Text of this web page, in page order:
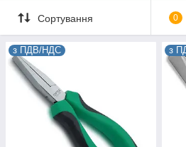
Сортування 0
з ПДВ/НДС з